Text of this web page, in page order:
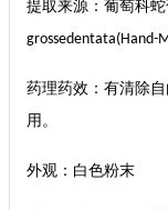
提取来源：葡萄科
grossedentata(Hand-
药理药效：有清除
用。
外观：白色粉末